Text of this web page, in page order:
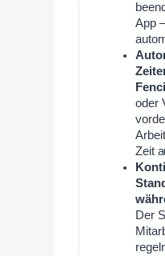
App
oder
Zeit
Der